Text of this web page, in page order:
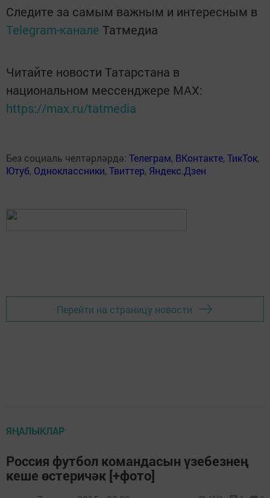
Следите за самым важным и интересным в
Telegram-канале Татмедиа
Читайте новости Татарстана в
национальном мессенджере MАХ:
https://max.ru/tatmedia
Без социаль челтәрләрдә: Телеграм, ВКонтакте,ТикТок,
Ютуб, Одноклассники,Твиттер, Яндекс.Дзен
Перейти на страницу новости
ЯҢАЛЫКЛАР
Россия футбол командасын үзебезнең
кеше өстеричәк [+фото]